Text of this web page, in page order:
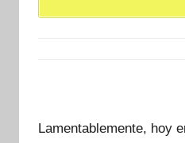
Lamentablemente, hoy